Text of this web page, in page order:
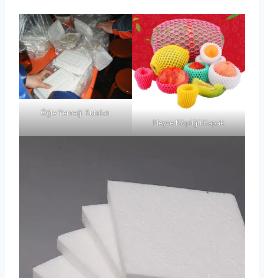
Öğle Yemeği Kutuları
Meyve Köpüğü Kapak